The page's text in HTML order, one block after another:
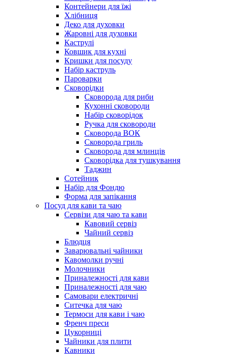
Контейнери для їжі
Хлібниця
Деко для духовки
Жаровні для духовки
Каструлі
Ковшик для кухні
Кришки для посуду
Набір каструль
Пароварки
Сковорідки
Сковорода для риби
Кухонні сковороди
Набір сковорідок
Ручка для сковороди
Сковорода ВОК
Сковорода гриль
Сковорода для млинців
Сковорідка для тушкування
Таджин
Сотейник
Набір для Фондю
Форма для запікання
Посуд для кави та чаю
Сервізи для чаю та кави
Кавовий сервіз
Чайний сервіз
Блюдця
Заварювальні чайники
Кавомолки ручні
Молочники
Приналежності для кави
Приналежності для чаю
Самовари електричні
Ситечка для чаю
Термоси для кави і чаю
Френч преси
Цукорниці
Чайники для плити
Кавники